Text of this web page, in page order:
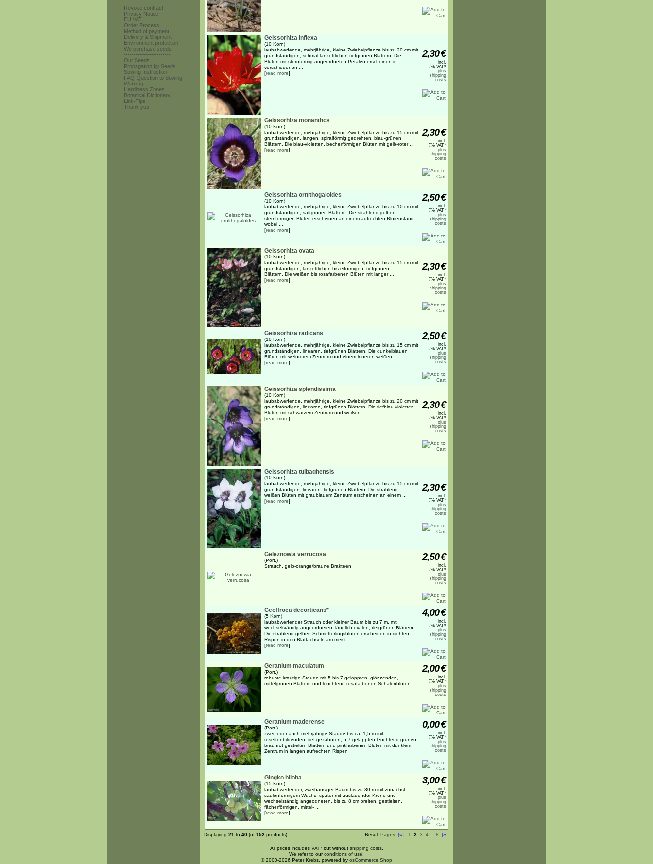
Revoke contract
Privacy Notice
EU VAT
Order Process
Method of payment
Delivery & Shipment
Environment protection
We purchase seeds
------------------------
Our Seeds
Propagation by Seeds
Sowing Instruction
FAQ-Question to Sowing
Warning
Hardiness Zones
Botanical Dictionary
Link-Tips
Thank you
Geissorhiza inflexa
(10 Korn)
laubabwerfende, mehrjährige, kleine Zwiebelpflanze bis zu 20 cm mit
grundständigen, schmal lanzettlichen tiefgrünen Blättern. Die
Blüten mit sternförmig angeordneten Petalen erscheinen in
verschiedenen ...
[read more]
2,30€
incl.
7% VAT*
plus
shipping
costs
Geissorhiza monanthos
(10 Korn)
laubabwerfende, mehrjährige, kleine Zwiebelpflanze bis zu 15 cm mit
grundständigen, langen, spiralförmig gedrehten, blau-grünen
Blättern. Die blau-violetten, becherförmigen Blüten mit gelb-roter ...
[read more]
2,30€
incl.
7% VAT*
plus
shipping
costs
Geissorhiza ornithogaloides
(10 Korn)
laubabwerfende, mehrjährige, kleine Zwiebelpflanze bis zu 10 cm mit
grundständigen, sattgrünen Blättern. Die strahlend gelben,
sternförmigen Blüten erscheinen an einem aufrechten Blütenstand,
wobei ...
[read more]
2,50€
incl.
7% VAT*
plus
shipping
costs
Geissorhiza ovata
(10 Korn)
laubabwerfende, mehrjährige, kleine Zwiebelpflanze bis zu 15 cm mit
grundständigen, lanzettlichen bis eiförmigen, tiefgrünen
Blättern. Die weißen bis rosafarbenen Blüten mit langer ...
[read more]
2,30€
incl.
7% VAT*
plus
shipping
costs
Geissorhiza radicans
(10 Korn)
laubabwerfende, mehrjährige, kleine Zwiebelpflanze bis zu 15 cm mit
grundständigen, linearen, tiefgrünen Blättern. Die dunkelblauen
Blüten mit weinrotem Zentrum und einem inneren weißen ...
[read more]
2,50€
incl.
7% VAT*
plus
shipping
costs
Geissorhiza splendissima
(10 Korn)
laubabwerfende, mehrjährige, kleine Zwiebelpflanze bis zu 20 cm mit
grundständigen, linearen, tiefgrünen Blättern. Die tiefblau-violetten
Blüten mit schwarzem Zentrum und weißer ...
[read more]
2,30€
incl.
7% VAT*
plus
shipping
costs
Geissorhiza tulbaghensis
(10 Korn)
laubabwerfende, mehrjährige, kleine Zwiebelpflanze bis zu 15 cm mit
grundständigen, linearen, tiefgrünen Blättern. Die strahlend
weißen Blüten mit graublauem Zentrum erscheinen an einem ...
[read more]
2,30€
incl.
7% VAT*
plus
shipping
costs
Geleznowia verrucosa
(Port.)
Strauch, gelb-orange/braune Brakteen
2,50€
incl.
7% VAT*
plus
shipping
costs
Geoffroea decorticans*
(5 Korn)
laubabwerfender Strauch oder kleiner Baum bis zu 7 m, mit
wechselständig angeordneten, länglich ovalen, tiefgrünen Blättern.
Die strahlend gelben Schmetterlingsblüten erscheinen in dichten
Rispen in den Blattachseln am meist ...
[read more]
4,00€
incl.
7% VAT*
plus
shipping
costs
Geranium maculatum
(Port.)
robuste krautige Staude mit 5 bis 7-gelappten, glänzenden,
mittelgrünen Blättern und leuchtend rosafarbenen Schalenblüten
2,00€
incl.
7% VAT*
plus
shipping
costs
Geranium maderense
(Port.)
zwei- oder auch mehrjährige Staude bis ca. 1,5 m mit
rosettenbildenden, tief gezähnten, 5-7 gelappten leuchtend grünen,
braunrot gestielten Blättern und pinkfarbenen Blüten mit dunklem
Zentrum in langen aufrechten Rispen
0,00€
incl.
7% VAT*
plus
shipping
costs
Gingko biloba
(15 Korn)
laubabwerfender, zweihäusiger Baum bis zu 30 m mit zunächst
säulenförmigem Wuchs, später mit ausladender Krone und
wechselständig angeodneten, bis zu 8 cm breiten, gestielten,
fächerförmigen, mittel- ...
[read more]
3,00€
incl.
7% VAT*
plus
shipping
costs
Displaying 21 to 40 (of 152 products) Result Pages: [«] 1 2 3 4 8 [»]
All prices includes VAT*but without shipping costs.
We refer to ourconditions of use!
© 2000-2026 Peter Krebs, powered by osCommerce Shop